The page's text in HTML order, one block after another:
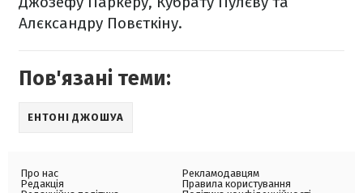
Алєксандру Повєткіну.
Пов'язані теми:
ЕНТОНІ ДЖОШУА
Про нас
Редакція
Рекламодавцям
Правила користування